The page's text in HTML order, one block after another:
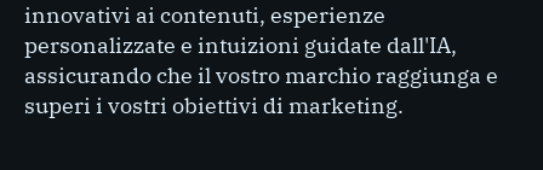
innovativi ai contenuti, esperienze
personalizzate e intuizioni guidate dall'IA,
assicurando che il vostro marchio raggiunga e
superi i vostri obiettivi di marketing.